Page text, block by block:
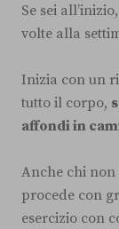
Se sei
volte alla
Inizia con un
tutto il corpo,
affondi in
Anche chi
procede con
esercizio con